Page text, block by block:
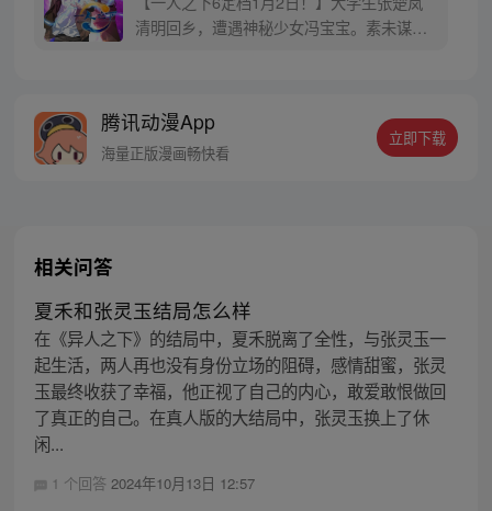
清明回乡，遭遇神秘少女冯宝宝。素未谋面
密，张楚岚的生活被彻底颠覆，与冯宝宝一
同踏上“异人”之旅。
腾讯动漫App
海量正版漫画畅快看
立即下载
相关问答
夏禾和张灵玉结局怎么样
在《异人之下》的结局中，夏禾脱离了全性，与张灵玉一
起生活，两人再也没有身份立场的阻碍，感情甜蜜，张灵
玉最终收获了幸福，他正视了自己的内心，敢爱敢恨做回
了真正的自己。在真人版的大结局中，张灵玉换上了休
闲...
1 个回答 2024年10月13日 12:57